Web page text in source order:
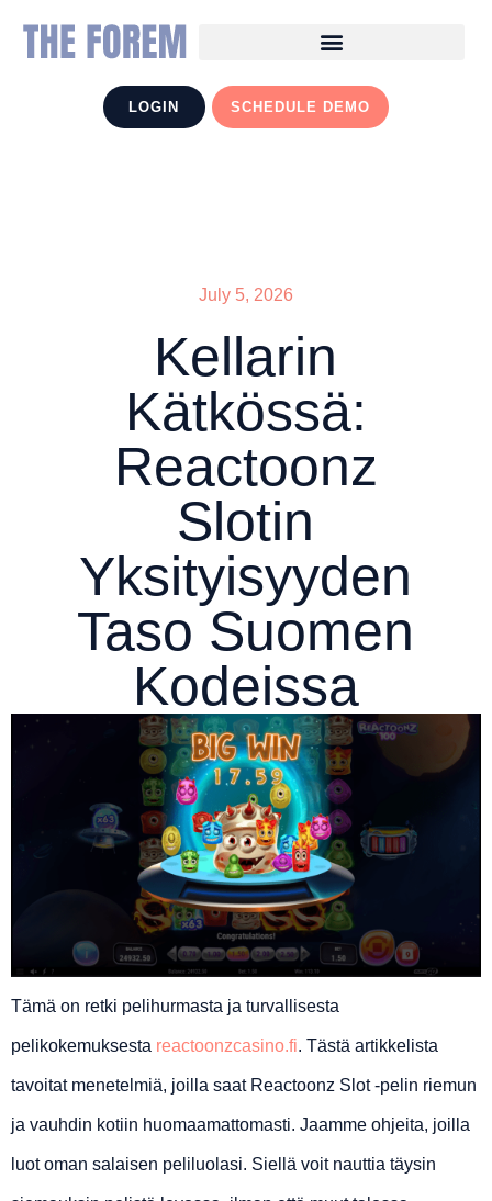
LOGIN SCHEDULE DEMO
July 5, 2026
Kellarin
Kätkössä:
Reactoonz
Slotin
Yksityisyyden
Taso Suomen
Kodeissa
Tämä on retki pelihurmasta ja turvallisesta
pelikokemuksesta reactoonzcasino.fi. Tästä artikkelista
tavoitat menetelmiä, joilla saat Reactoonz Slot -pelin riemun
ja vauhdin kotiin huomaamattomasti. Jaamme ohjeita, joilla
luot oman salaisen peliluolasi. Siellä voit nauttia täysin